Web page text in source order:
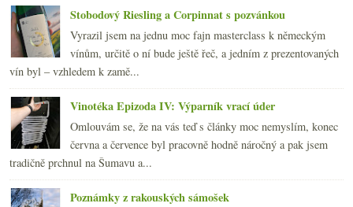
Stobodový Riesling a Corpinnat s pozvánkou
Vyrazil jsem na jednu moc fajn masterclass k německým
vínům, určitě o ní bude ještě řeč, a jedním z prezentovaných
vín byl – vzhledem k zamě...
Vinotéka Epizoda IV: Výparník vrací úder
Omlouvám se, že na vás teď s články moc nemyslím, konec
června a července byl pracovně hodně náročný a pak jsem
tradičně prchnul na Šumavu a...
Poznámky z rakouských sámošek